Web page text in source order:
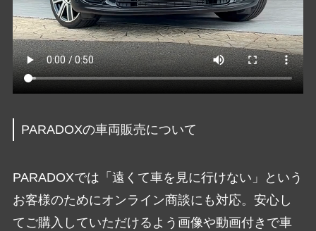
PARADOXの車両販売について
PARADOXでは「遠くて車を見に行けない」という
お客様のためにオンライン商談にも対応。安心し
てご購入していただけるよう画像や動画付きで車